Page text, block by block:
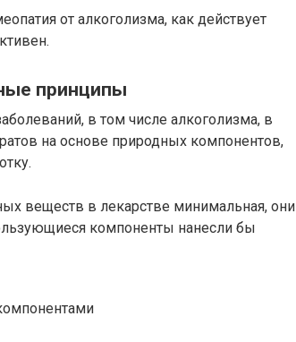
от алкоголизма, как действует
принципы
в том числе алкоголизма, в
на основе природных компонентов,
веществ в лекарстве минимальная, они
компоненты нанесли бы